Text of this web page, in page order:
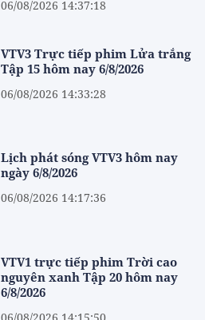
06/08/2026 14:37:18
VTV3 Trực tiếp phim Lửa trắng
Tập 15 hôm nay 6/8/2026
06/08/2026 14:33:28
Lịch phát sóng VTV3 hôm nay
ngày 6/8/2026
06/08/2026 14:17:36
VTV1 trực tiếp phim Trời cao
nguyên xanh Tập 20 hôm nay
6/8/2026
06/08/2026 14:15:50